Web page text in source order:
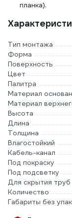
планка).
Тип монтажа
Форма
Поверхность
Цвет
Палитра
Материал
Материал
Высота
Длина
Толщина
Влагостойкий
Кабель-канал
Под покраску
Под подсветку
Для скрытия труб
Количество
Габариты без